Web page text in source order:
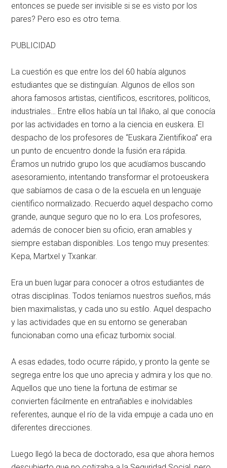
entonces se puede ser invisible si se es visto por los
pares? Pero eso es otro tema.
PUBLICIDAD
La cuestión es que entre los del 60 había algunos
estudiantes que se distinguían. Algunos de ellos son
ahora famosos artistas, científicos, escritores, políticos,
industriales… Entre ellos había un tal Iñako, al que conocía
por las actividades en torno a la ciencia en euskera. El
despacho de los profesores de “Euskara Zientifikoa” era
un punto de encuentro donde la fusión era rápida.
Éramos un nutrido grupo los que acudíamos buscando
asesoramiento, intentando transformar el protoeuskera
que sabíamos de casa o de la escuela en un lenguaje
científico normalizado. Recuerdo aquel despacho como
grande, aunque seguro que no lo era. Los profesores,
además de conocer bien su oficio, eran amables y
siempre estaban disponibles. Los tengo muy presentes:
Kepa, Martxel y Txankar.
Era un buen lugar para conocer a otros estudiantes de
otras disciplinas. Todos teníamos nuestros sueños, más
bien maximalistas, y cada uno su estilo. Aquel despacho
y las actividades que en su entorno se generaban
funcionaban como una eficaz turbomix social.
A esas edades, todo ocurre rápido, y pronto la gente se
segrega entre los que uno aprecia y admira y los que no.
Aquellos que uno tiene la fortuna de estimar se
convierten fácilmente en entrañables e inolvidables
referentes, aunque el río de la vida empuje a cada uno en
diferentes direcciones.
Luego llegó la beca de doctorado, esa que ahora hemos